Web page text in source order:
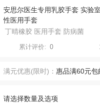
安思尔医生专用乳胶手套 实验
性医用手套
丁晴橡胶 医用手套 防病菌
累计评价: 0
满元优惠(限时)： 惠品满60元包
请选择数量及选项